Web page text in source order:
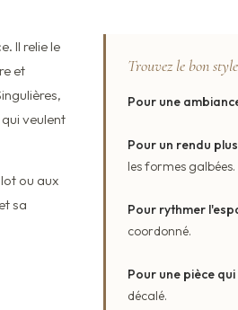
Il relie le
et
veulent
ou aux
sa
Trouvez le bon style
Pour une
Pour un rendu
les formes galbées.
Pour rythmer
coordonné.
Pour une pièce
décalé.